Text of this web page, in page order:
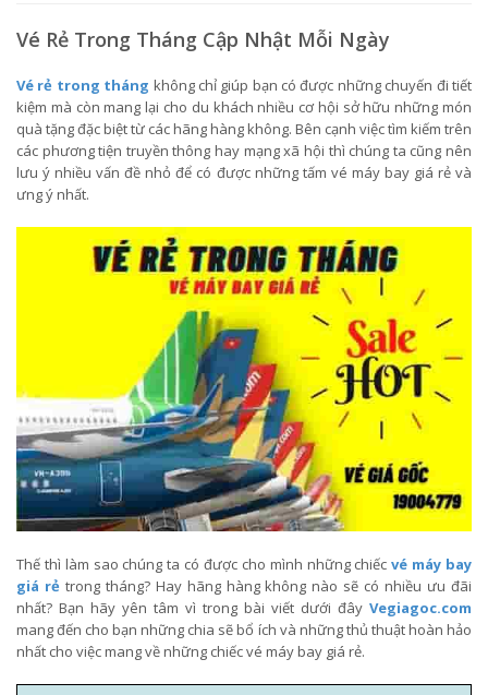
Vé Rẻ Trong Tháng Cập Nhật Mỗi Ngày
Vé rẻ trong tháng không chỉ giúp bạn có được những chuyến đi tiết
kiệm mà còn mang lại cho du khách nhiều cơ hội sở hữu những món
quà tặng đặc biệt từ các hãng hàng không. Bên cạnh việc tìm kiếm trên
các phương tiện truyền thông hay mạng xã hội thì chúng ta cũng nên
lưu ý nhiều vấn đề nhỏ để có được những tấm vé máy bay giá rẻ và
ưng ý nhất.
Thế thì làm sao chúng ta có được cho mình những chiếcvé máy bay
giá rẻ trong tháng? Hay hãng hàng không nào sẽ có nhiều ưu đãi
nhất? Bạn hãy yên tâm vì trong bài viết dưới đây Vegiagoc.com
mang đến cho bạn những chia sẽ bổ ích và những thủ thuật hoàn hảo
nhất cho việc mang về những chiếc vé máy bay giá rẻ.